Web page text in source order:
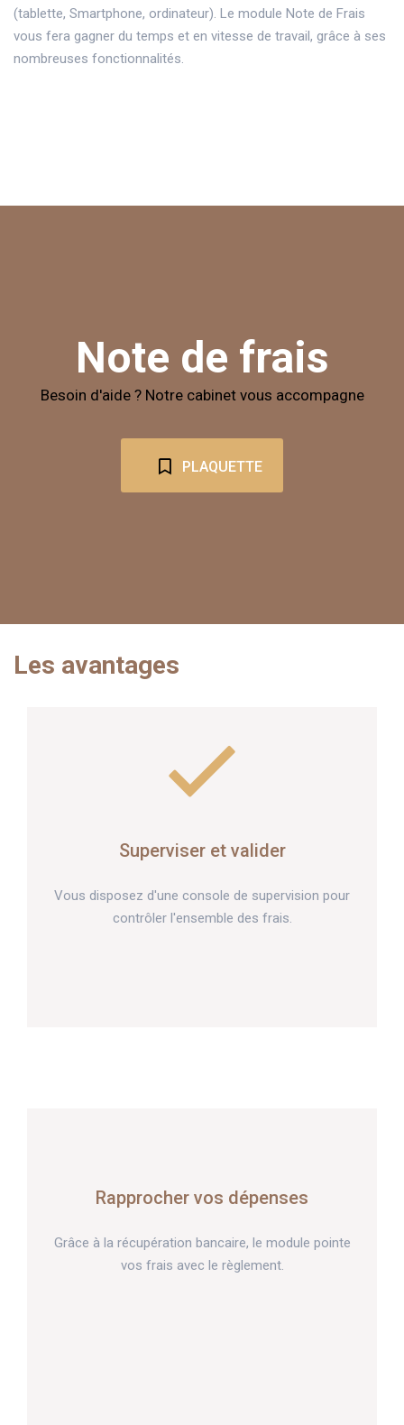
(tablette, Smartphone, ordinateur). Le module Note de Frais
vous fera gagner du temps et en vitesse de travail, grâce à ses
nombreuses fonctionnalités.
Note de frais
Besoin d'aide ? Notre cabinet vous accompagne
PLAQUETTE
Les avantages
Superviser et valider
Vous disposez d'une console de supervision pour
contrôler l'ensemble des frais.
Rapprocher vos dépenses
Grâce à la récupération bancaire, le module pointe
vos frais avec le règlement.